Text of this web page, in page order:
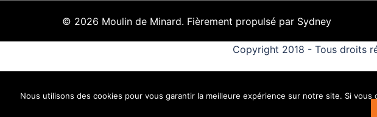
© 2026 Moulin de Minard. Fièrement propulsé par Sydney
Copyright 2018 - Tous droits
Nous utilisons des cookies pour vous garantir la meilleure expérience sur notre site. Si